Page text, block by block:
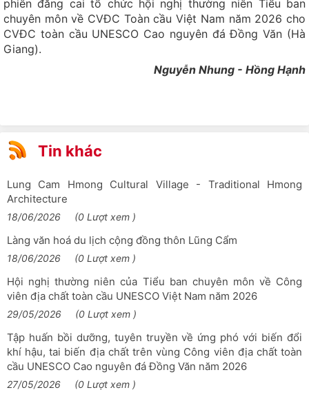
phiên đăng cai tổ chức hội nghị thường niên Tiểu ban
chuyên môn về CVĐC Toàn cầu Việt Nam năm 2026 cho
CVĐC toàn cầu UNESCO Cao nguyên đá Đồng Văn (Hà
Giang).
Nguyễn Nhung - Hồng Hạnh
Tin khác
Lung Cam Hmong Cultural Village - Traditional Hmong
Architecture
18/06/2026 (0 Lượt xem )
Làng văn hoá du lịch cộng đồng thôn Lũng Cẩm
18/06/2026 (0 Lượt xem )
Hội nghị thường niên của Tiểu ban chuyên môn về Công
viên địa chất toàn cầu UNESCO Việt Nam năm 2026
29/05/2026 (0 Lượt xem )
Tập huấn bồi dưỡng, tuyên truyền về ứng phó với biến đổi
khí hậu, tai biến địa chất trên vùng Công viên địa chất toàn
cầu UNESCO Cao nguyên đá Đồng Văn năm 2026
27/05/2026 (0 Lượt xem )
Mộc miên nhuộm đỏ Cao nguyên đá
Xã Mèo Vạc: Lễ phát động Tết trồng cây Xuân Bính Ngọ năm
2026
Lễ hội Gầu Tào dân tộc Mông năm 2026 tại xã Đường
Khoá học chuyên sâu quốc tế về Công viên địa chất toàn
cầu UNESCO Đảo Lesvos, Hy Lạp
Tuyên Quang đón hơn 252 nghìn lượt khách du lịch dịp Tết
Nguyên đán Bính Ngọ
Thông tin chính thức về vụ việc dù lượn gắn động cơ va
chạm với xe ô tô tại xã Quản Bạ
Xã Khâu Vai sẽ tổ chức Lễ hội hoa Mộc miên và hoa Ban lần
thứ I
Nhà hàng Cơm Việt
Lũng Cú sẵn sàng cho Ngày hội Văn hoá truyền thống các
dân tộc và Lễ hội Đền Lũng Cú năm 2026
Trưng bày sản phẩm STEM về văn hoá truyền thồng trong